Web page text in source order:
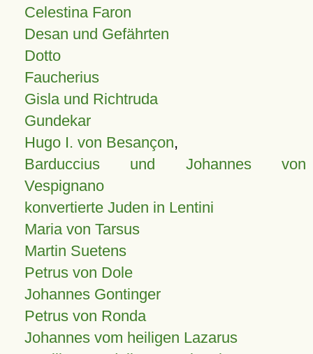
Celestina Faron
Desan und Gefährten
Dotto
Faucherius
Gisla und Richtruda
Gundekar
Hugo I. von Besançon,
Barduccius und Johannes von
Vespignano
konvertierte Juden in Lentini
Maria von Tarsus
Martin Suetens
Petrus von Dole
Johannes Gontinger
Petrus von Ronda
Johannes vom heiligen Lazarus